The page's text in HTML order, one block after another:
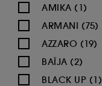
AMIKA (1)
ARMANI (75)
AZZARO (19)
BAÏJA (2)
BLACK UP (1)